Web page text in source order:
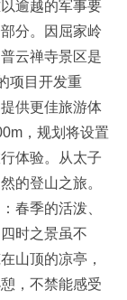
逾越的军事要
分。因屈家岭
云禅寺景区是
项目开发重
供更佳旅游体
，规划将设置
体验。从太子
的登山之旅。
春季的活泼、
时之景虽不
山顶的凉亭，
，不禁能感受